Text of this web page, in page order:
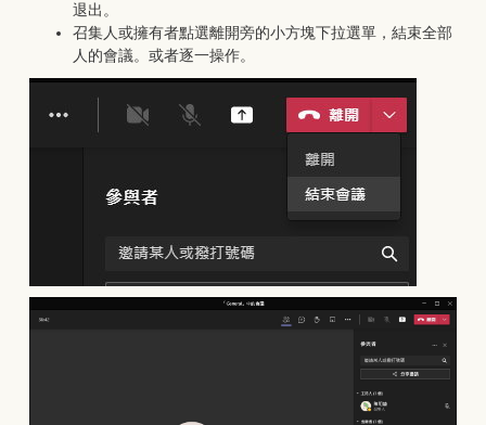
退出。
召集人或擁有者點選離開旁的小方塊下拉選單，結束全部
人的會議。或者逐一操作。